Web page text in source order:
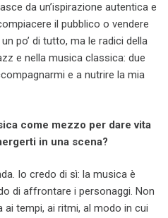
da un’ispirazione autentica e
il pubblico o vendere
po’ di tutto, ma le radici della
e nella musica classica: due
e a nutrire la mia
come mezzo per dare vita
in una scena?
Io credo di sì: la musica è
di affrontare i personaggi. Non
tempi, ai ritmi, al modo in cui